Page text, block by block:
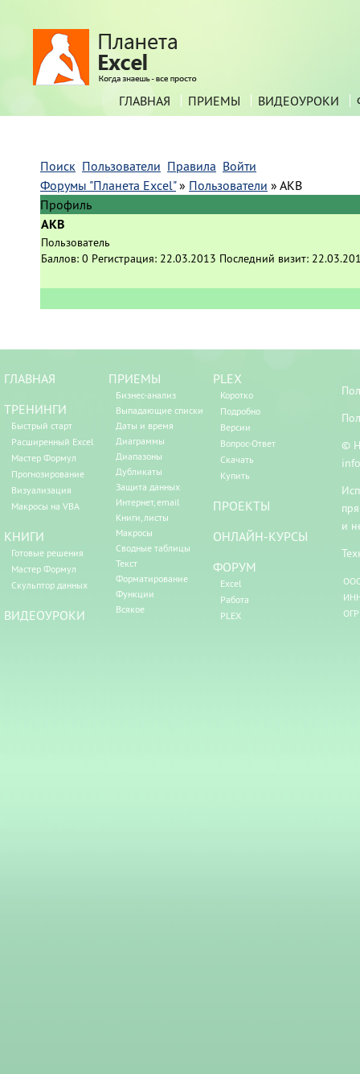
ГЛАВНАЯ ПРИЕМЫ ВИДЕОУРОКИ
Поиск Пользователи Правила Войти
Форумы "Планета Excel" » Пользователи » АКВ
Профиль
АКВ
Пользователь
Баллов: 0 Регистрация: 22.03.2013 Последний визит:
ГЛАВНАЯ
ТРЕНИНГИ
Быстрый старт
Расширенный Excel
Мастер Формул
Прогнозирование
Визуализация
Макросы на VBA
КНИГИ
Готовые решения
Мастер Формул
Скульптор данных
ВИДЕОУРОКИ
ПРИЕМЫ
Бизнес-анализ
Выпадающие списки
Даты и время
Диаграммы
Диапазоны
Дубликаты
Защита данных
Интернет, email
Книги, листы
Макросы
Сводные таблицы
Текст
Форматирование
Функции
Всякое
PLEX
Коротко
Подробно
Версии
Вопрос-Ответ
Скачать
Купить
ПРОЕКТЫ
ОНЛАЙН-КУРСЫ
ФОРУМ
Excel
Работа
PLEX
©
и